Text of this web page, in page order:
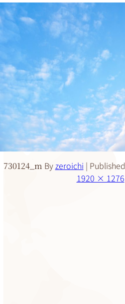
730124_m By zeroichi | Published
1920 × 1276